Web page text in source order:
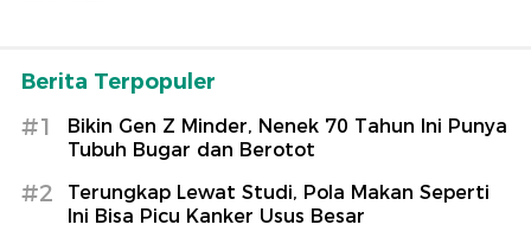
Berita Terpopuler
#1
Bikin Gen Z Minder, Nenek 70 Tahun Ini Punya
Tubuh Bugar dan Berotot
#2
Terungkap Lewat Studi, Pola Makan Seperti
Ini Bisa Picu Kanker Usus Besar